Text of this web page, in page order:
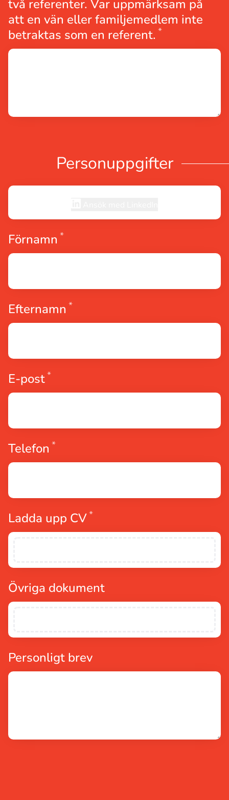
två referenter. Var uppmärksam på
att en vän eller familjemedlem inte
betraktas som en referent. *
Personuppgifter
Förnamn *Obligatoriskt
Efternamn *Obligatoriskt
E-post*Obligatoriskt
Telefon *Obligatoriskt
Ladda upp CV*Obligatoriskt
Övriga dokument
Personligt brev